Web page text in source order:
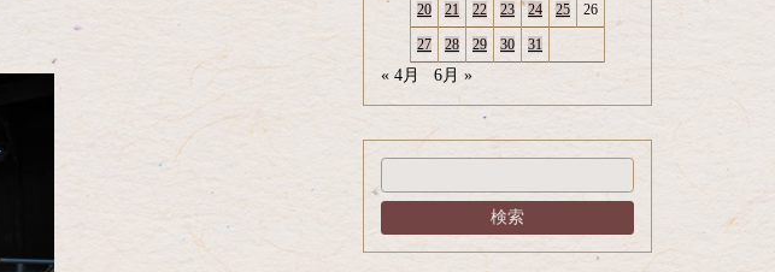
20 21 22 23 24 25 26
27 28 29 30 31
« 4月 6月 »